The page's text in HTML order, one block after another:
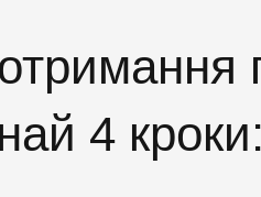
4 кроки: